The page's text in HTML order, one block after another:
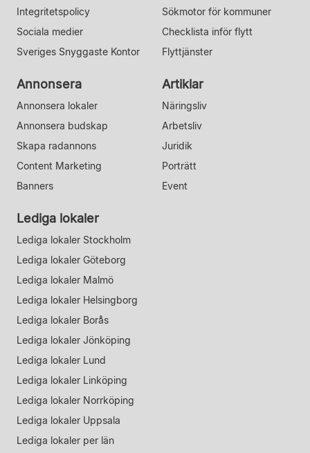
Integritetspolicy
Sociala medier
Sveriges Snyggaste Kontor
Sökmotor för kommuner
Checklista inför flytt
Flyttjänster
Annonsera
Annonsera lokaler
Annonsera budskap
Skapa radannons
Content Marketing
Banners
Artiklar
Näringsliv
Arbetsliv
Juridik
Porträtt
Event
Lediga lokaler
Lediga lokaler Stockholm
Lediga lokaler Göteborg
Lediga lokaler Malmö
Lediga lokaler Helsingborg
Lediga lokaler Borås
Lediga lokaler Jönköping
Lediga lokaler Lund
Lediga lokaler Linköping
Lediga lokaler Norrköping
Lediga lokaler Uppsala
Lediga lokaler per län